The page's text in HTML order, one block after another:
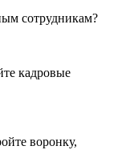
сотрудникам?
кадровые
воронку,